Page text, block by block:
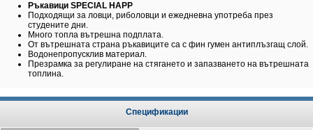
Ръкавици SPECIAL HAPP
Подходящи за ловци, риболовци и ежедневна употреба през
студените дни.
Много топла вътрешна подплата.
От вътрешната страна ръкавиците са с фин гумен антиплъзгащ слой.
Водонепропусклив материал.
Презрамка за регулиране на стягането и запазването на вътрешната
топлина.
Спецификации